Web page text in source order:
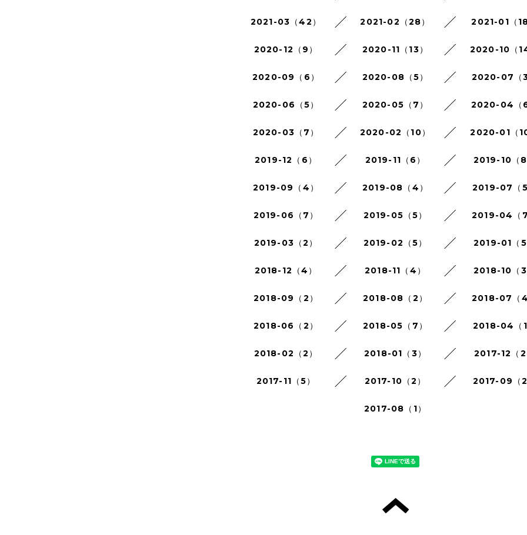
2021-03（42） 2021-02（28） 2021-01（18
2020-12（9） 2020-11（13） 2020-10（14
2020-09（6） 2020-08（5） 2020-07（3
2020-06（5） 2020-05（7） 2020-04（6
2020-03（7） 2020-02（10） 2020-01（10
2019-12（6） 2019-11（6） 2019-10（8
2019-09（4） 2019-08（4） 2019-07（5
2019-06（7） 2019-05（5） 2019-04（7
2019-03（2） 2019-02（5） 2019-01（5
2018-12（4） 2018-11（4） 2018-10（3
2018-09（2） 2018-08（2） 2018-07（4
2018-06（2） 2018-05（7） 2018-04（1
2018-02（2） 2018-01（3） 2017-12（2
2017-11（5） 2017-10（2） 2017-09（2
2017-08（1）